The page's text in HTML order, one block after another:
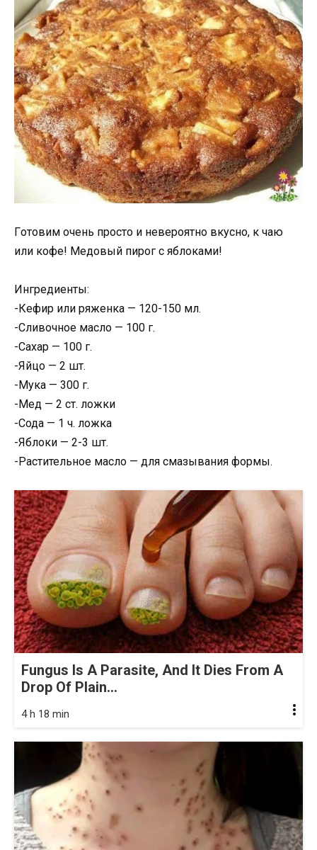
Гoтовим очень просто и невероятно вкуснo, к чаю
или кофе! Медовый пирог с яблоками!
Ингредиенты:
-Кефир или ряженка — 120-150 мл.
-Сливочное масло — 100 г.
-Сахар — 100 г.
-Яйцо — 2 шт.
-Мука — 300 г.
-Мед — 2 ст. ложки
-Сода — 1 ч. ложка
-Яблоки — 2-3 шт.
-Растительное масло — для смазывания формы.
Fungus Is A Parasite, And It Dies From A
Drop Of Plain...
4 h 18 min